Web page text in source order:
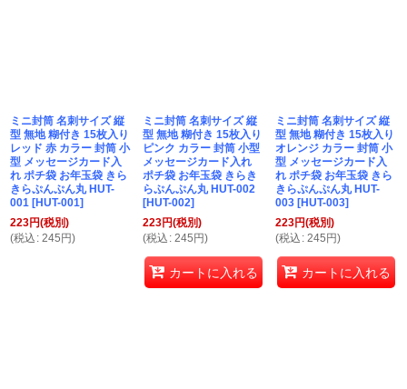
ミニ封筒 名刺サイズ 縦
型 無地 糊付き 15枚入り
レッド 赤 カラー 封筒 小
型 メッセージカード入
れ ポチ袋 お年玉袋 きら
きらぷんぷん丸 HUT-
001 [HUT-001]
223円(税別)
(税込 : 245 円)
ミニ封筒 名刺サイズ 縦
型 無地 糊付き 15枚入り
ピンク カラー 封筒 小型
メッセージカード入れ
ポチ袋 お年玉袋 きらき
らぷんぷん丸 HUT-002
[HUT-002]
223円(税別)
(税込 : 245 円)
カートに入れる
ミニ封筒 名刺サイズ 縦
型 無地 糊付き 15枚入り
オレンジ カラー 封筒 小
型 メッセージカード入
れ ポチ袋 お年玉袋 きら
きらぷんぷん丸 HUT-
003 [HUT-003]
223円(税別)
(税込 : 245 円)
カートに入れる